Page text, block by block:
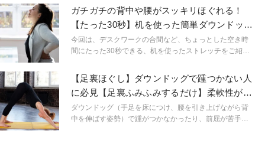
けずにポーズを行うにはどうしたら良いでしょうか？
ガチガチの背中や腰がスッキリほぐれる！
【たった30秒】机を使った簡単ダウンドッグ
ストレッチ
今回は、デスクワークの合間など、ちょっとした空き時
間にたった30秒できる、机を使ったストレッチをご紹介
や腰をほぐして、体も心もスッキリさせましょう。ヨガ
のダウンドッグポーズをイメージしたストレッチです。
大きく伸びをする犬のように、気持ちよく背面全体を伸
ばしてみて！
【足裏ほぐし】ダウンドッグで踵つかない人
に必見【足裏ふみふみするだけ】柔軟性がア
ップするエクサ
ダウンドッグ（手足を床につけ、腰を引き上げながら背
中を伸ばす姿勢）で踵がつかなかったり、前屈が苦手な